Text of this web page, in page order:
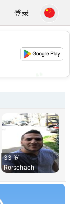
登录
33 岁
Rorschach